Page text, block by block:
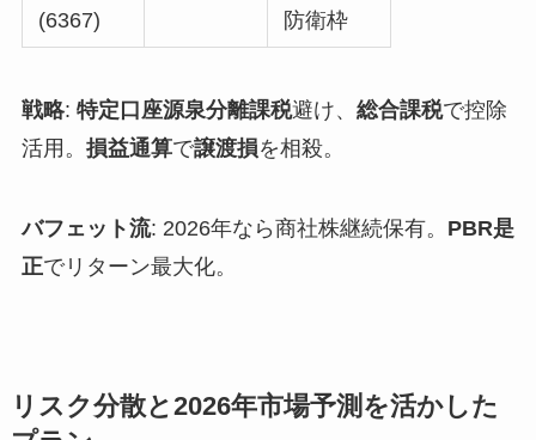
(6367)
防衛枠
戦略: 特定口座源泉分離課税避け、 総合課税で控除
活用。 損益通算で譲渡損を相殺。
バフェット流: 2026年なら商社株継続保有。 PBR是
正でリターン最大化。
リスク分散と2026年市場予測を活かした